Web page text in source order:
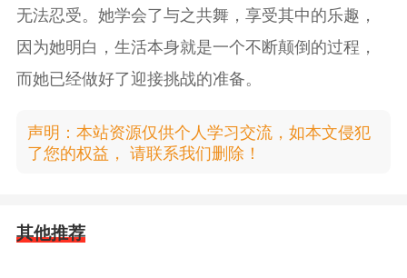
无法忍受。她学会了与之共舞，享受其中的乐趣，
因为她明白，生活本身就是一个不断颠倒的过程，
而她已经做好了迎接挑战的准备。
声明：本站资源仅供个人学习交流，如本文侵犯
了您的权益， 请联系我们删除！
其他推荐